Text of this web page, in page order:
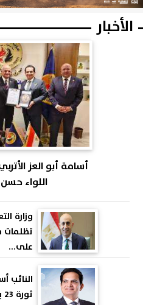
الأخبار
أسامة أبو العز
اللواء
وزارة
تظلمات
على...
النائب
ثورة 23 يوليو محطة وطنية...